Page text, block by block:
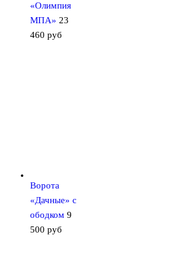
«Олимпия
МПА» 23
460 руб
Ворота
«Дачные» с
ободком 9
500 руб